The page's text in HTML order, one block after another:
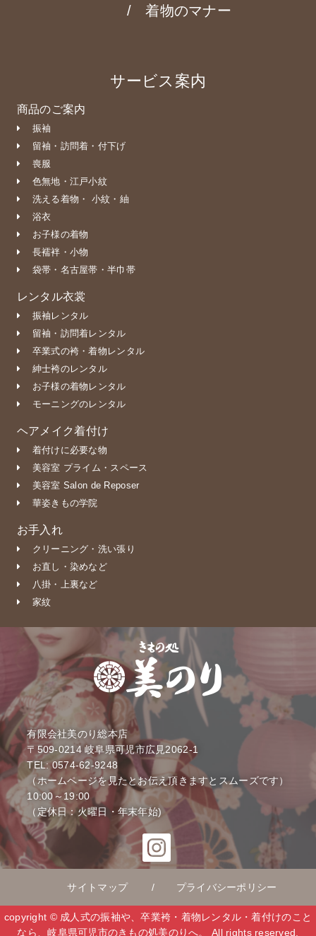
着物のマナー
サービス案内
商品のご案内
振袖
留袖・訪問着・付下げ
喪服
色無地・江戸小紋
洗える着物・ 小紋・紬
浴衣
お子様の着物
長襦袢・小物
袋帯・名古屋帯・半巾帯
レンタル衣裳
振袖レンタル
留袖・訪問着レンタル
卒業式の袴・着物レンタル
紳士袴のレンタル
お子様の着物レンタル
モーニングのレンタル
ヘアメイク着付け
着付けに必要な物
美容室 プライム・スペース
美容室 Salon de Reposer
華姿きもの学院
お手入れ
クリーニング・洗い張り
お直し・染めなど
八掛・上裏など
家紋
有限会社美のり総本店
〒509-0214 岐阜県可児市広見2062-1
TEL: 0574-62-9248
（ホームページを見たとお伝え頂きますとスムーズです）
10:00～19:00
（定休日：火曜日・年末年始)
サイトマップ プライバシーポリシー
copyright © 成人式の振袖や、卒業袴・着物レンタル・着付けのこと
なら、岐阜県可児市のきもの処美のりへ。 All rights reserved.